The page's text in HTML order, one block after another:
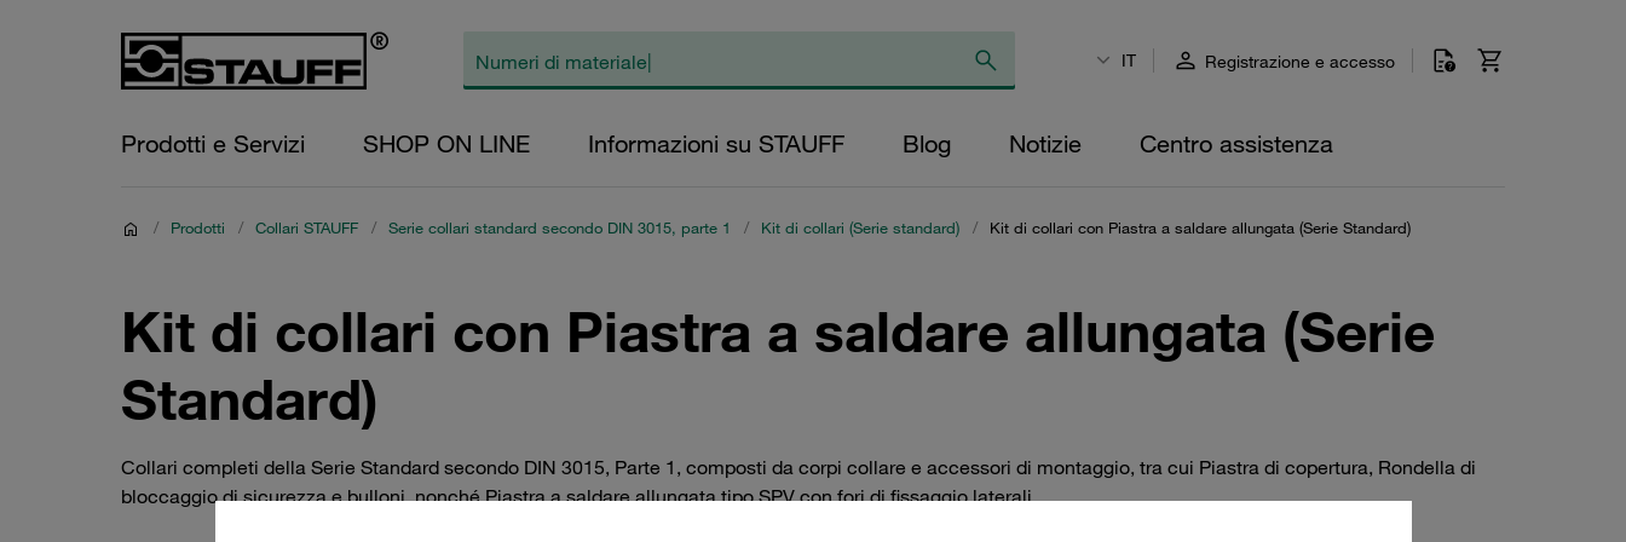
IT Registrazione e accesso
Prodotti e Servizi SHOP ON LINE Informazioni su STAUFF Blog Notizie Centro assistenza
/ Prodotti / Collari STAUFF / Serie collari standard secondo DIN 3015, parte 1 / Kit di collari (Serie standard) / Kit di collari con Piastra a saldare allungata (Serie Standard)
Kit di collari con Piastra a saldare allungata (Serie
Standard)
Collari completi della Serie Standard secondo DIN 3015, Parte 1, composti da corpi collare e accessori di montaggio, tra cui Piastra di copertura, Rondella di
bloccaggio di sicurezza e bulloni, nonché Piastra a saldare allungata tipo SPV con fori di fissaggio laterali.